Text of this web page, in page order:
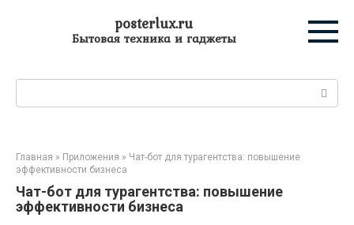
posterlux.ru
Бытовая техника и гаджеты
Главная » Приложения » Чат-бот для турагентства: повышение
эффективности бизнеса
Чат-бот для турагентства: повышение
эффективности бизнеса